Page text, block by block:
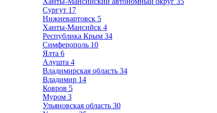
Сургут 17
Нижневартовск 5
Ханты-Мансийск 4
Республика Крым 34
Симферополь 10
Ялта 6
Алушта 4
Владимирская область 34
Владимир 14
Ковров 5
Муром 3
Ульяновская область 30